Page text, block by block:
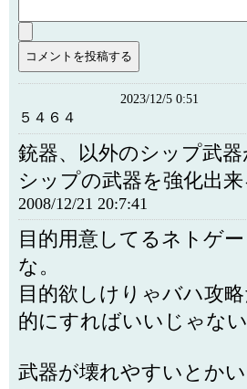
2023/12/5 0:51
５４６４
銃器、以外のシップ武
シップの武器を強化出
2008/12/21 20:7:41
目的用意してるネトゲ
な。
目的欲しけりゃバハ攻
的にすればいいじゃない
武器が壊れやすいとか